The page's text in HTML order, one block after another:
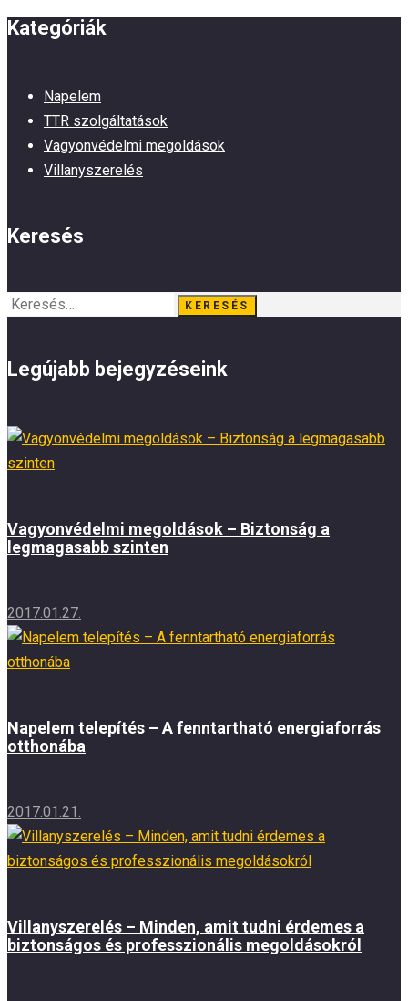
Kategóriák
Napelem
TTR szolgáltatások
Vagyonvédelmi megoldások
Villanyszerelés
Keresés
Keresés:
Legújabb bejegyzéseink
Vagyonvédelmi megoldások – Biztonság a
legmagasabb szinten
2017.01.27.
Napelem telepítés – A fenntartható energiaforrás
otthonába
2017.01.21.
Villanyszerelés – Minden, amit tudni érdemes a
biztonságos és professzionális megoldásokról